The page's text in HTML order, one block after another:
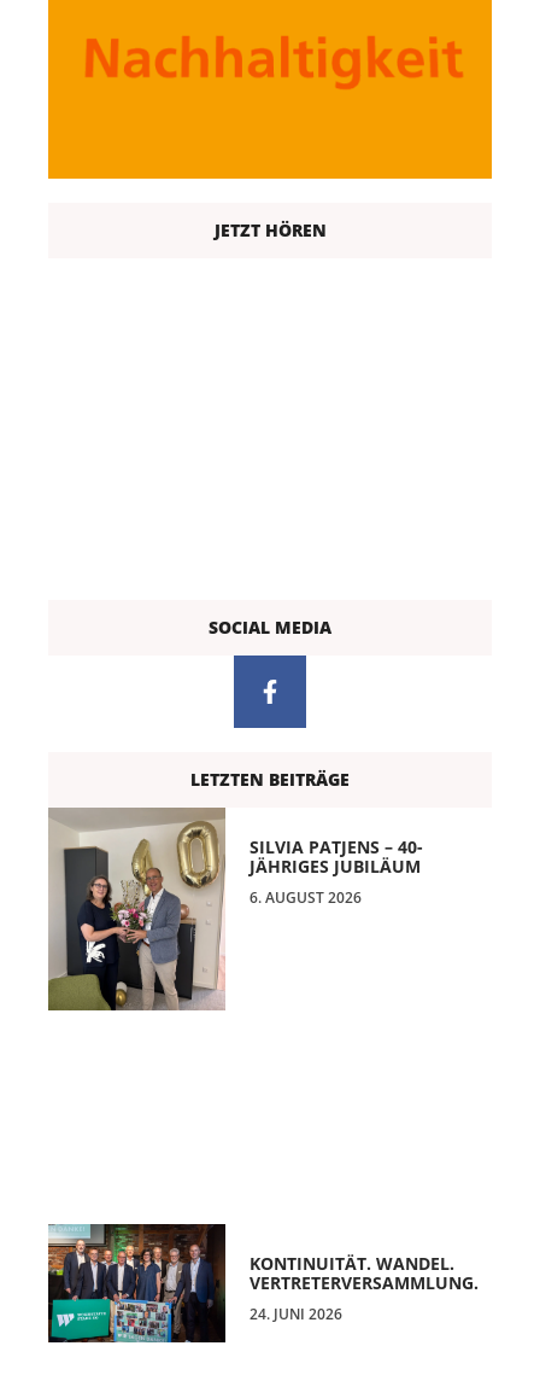
JETZT HÖREN
SOCIAL MEDIA
LETZTEN BEITRÄGE
SILVIA PATJENS – 40-
JÄHRIGES JUBILÄUM
6. AUGUST 2026
KONTINUITÄT. WANDEL.
VERTRETERVERSAMMLUNG.
24. JUNI 2026